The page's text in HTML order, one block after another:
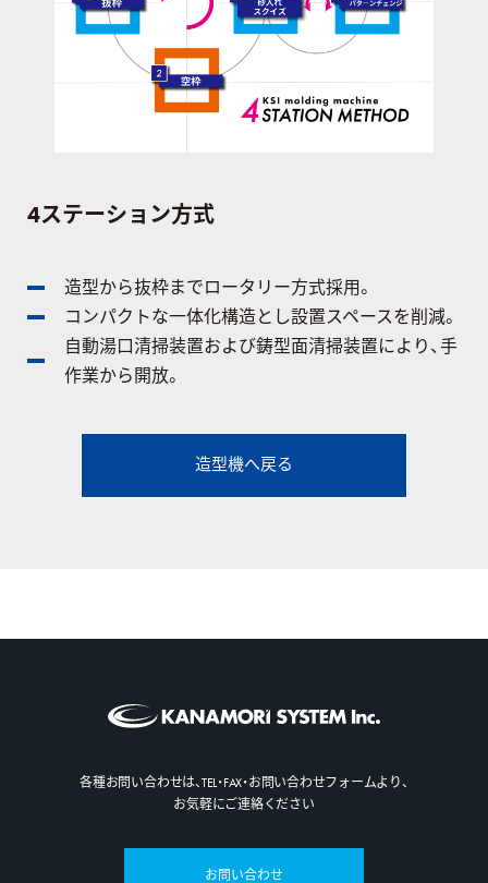
4ステーション方式
造型から抜枠までロータリー方式採用。
コンパクトな一体化構造とし設置スペースを削減。
自動湯口清掃装置および鋳型面清掃装置により、手
作業から開放。
造型機へ戻る
各種お問い合わせは、TEL・FAX・お問い合わせフォームより、
お気軽にご連絡ください
お問い合わせ